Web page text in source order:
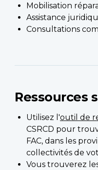
Mobilisation
Assistance
Consultations
Ressources
Utilisez l'outil de
CSRCD pour
FAC, dans les
collectivités de
Vous trouverez